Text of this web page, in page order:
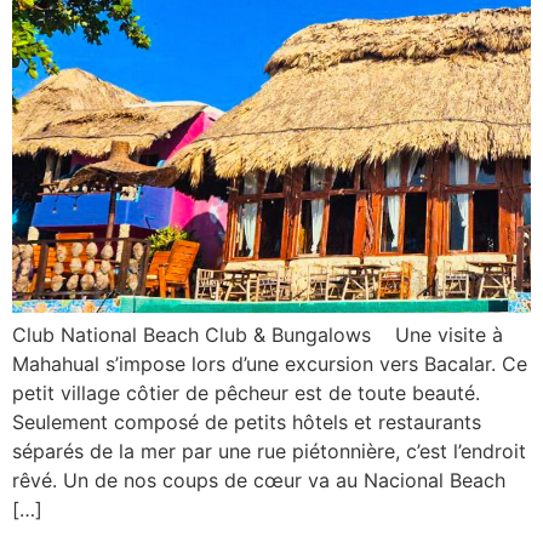
Club National Beach Club & Bungalows Une visite à
Mahahual s’impose lors d’une excursion vers Bacalar. Ce
petit village côtier de pêcheur est de toute beauté.
Seulement composé de petits hôtels et restaurants
séparés de la mer par une rue piétonnière, c’est l’endroit
rêvé. Un de nos coups de cœur va au Nacional Beach
[…]